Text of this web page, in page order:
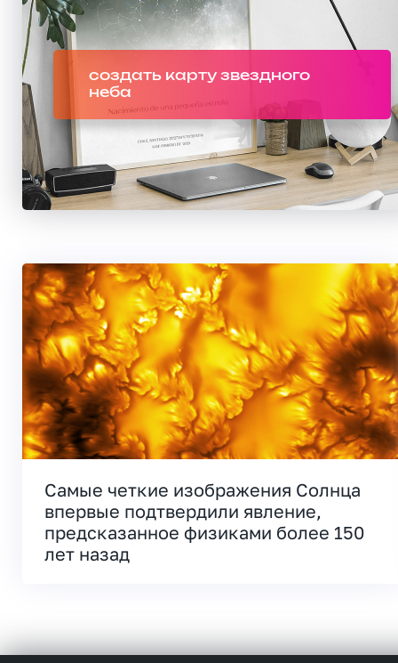
создать карту звездного
неба
Самые четкие изображения Солнца
впервые подтвердили явление,
предсказанное физиками более 150
лет назад